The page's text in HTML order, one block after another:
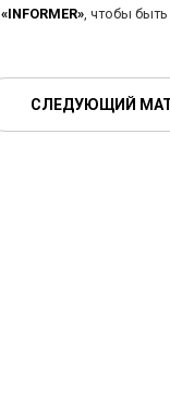
«INFORMER», чтобы быть
СЛЕДУЮЩИЙ